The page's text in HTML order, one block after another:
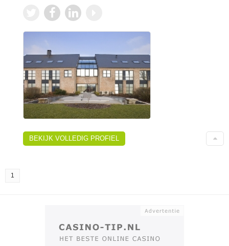
BEKIJK VOLLEDIG PROFIEL
1